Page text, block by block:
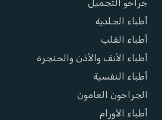
جراحو التجميل
أطباء الجلدية
أطباء القلب
أطباء الأنف والأذن والحنجرة
أطباء النفسية
الجراحون العامون
أطباء الأورام